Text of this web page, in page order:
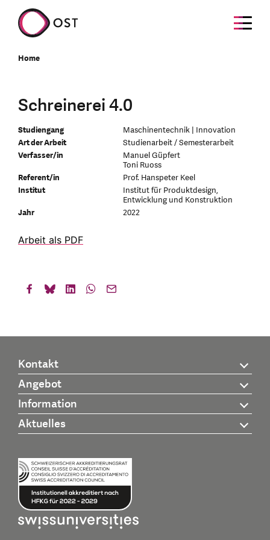
Home
Schreinerei 4.0
Studiengang
Maschinentechnik | Innovation
Art der Arbeit
Studienarbeit / Semesterarbeit
Verfasser/in
Manuel Güpfert
Toni Ruoss
Referent/in
Prof. Hanspeter Keel
Institut
Institut für Produktdesign,
Entwicklung und Konstruktion
Jahr
2022
Arbeit als PDF
Kontakt
Angebot
Information
Aktuelles